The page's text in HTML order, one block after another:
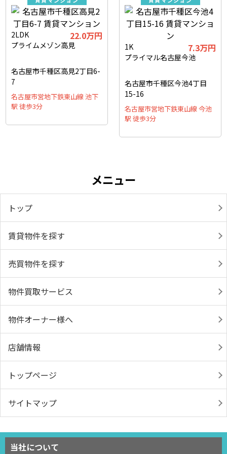
2LDK 22.0万円
プライムメゾン高見
名古屋市千種区高見2丁目6-
7
名古屋市営地下鉄東山線 池下
駅 徒歩3分
1K 7.3万円
プライマル名古屋今池
名古屋市千種区今池4丁目
15-16
名古屋市営地下鉄東山線 今池
駅 徒歩3分
メニュー
トップ
賃貸物件を探す
売買物件を探す
物件買取サービス
物件オーナー様へ
店舗情報
トップページ
サイトマップ
当社について